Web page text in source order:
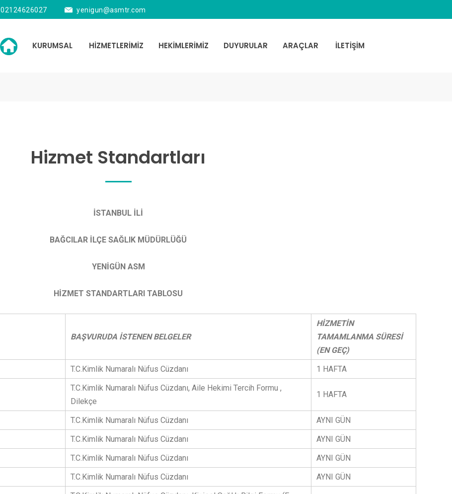
02124626027 yenigun@asmtr.com
KURUMSAL HİZMETLERİMİZ HEKİMLERİMİZ DUYURULAR ARAÇLAR İLETİŞİM
Hizmet Standartları
İSTANBUL İLİ
BAĞCILAR İLÇE SAĞLIK MÜDÜRLÜĞÜ
YENİGÜN ASM
HİZMET STANDARTLARI TABLOSU
BAŞVURUDA İSTENEN BELGELER
HİZMETİN
TAMAMLANMA SÜRESİ
(EN GEÇ)
T.C.Kimlik Numaralı Nüfus Cüzdanı 1 HAFTA
T.C.Kimlik Numaralı Nüfus Cüzdanı, Aile Hekimi Tercih Formu ,
Dilekçe
1 HAFTA
T.C.Kimlik Numaralı Nüfus Cüzdanı
AYNI GÜN
T.C.Kimlik Numaralı Nüfus Cüzdanı
AYNI GÜN
T.C.Kimlik Numaralı Nüfus Cüzdanı
AYNI GÜN
T.C.Kimlik Numaralı Nüfus Cüzdanı AYNI GÜN